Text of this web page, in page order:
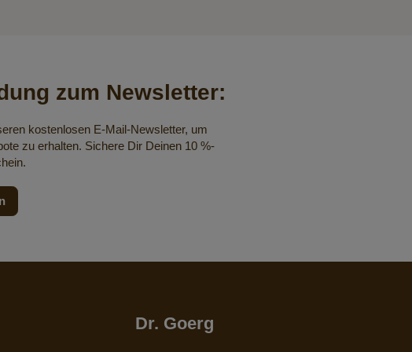
zum Newsletter:
kostenlosen E-Mail-Newsletter, um
zu erhalten. Sichere Dir Deinen 10 %-
Dr. Goerg